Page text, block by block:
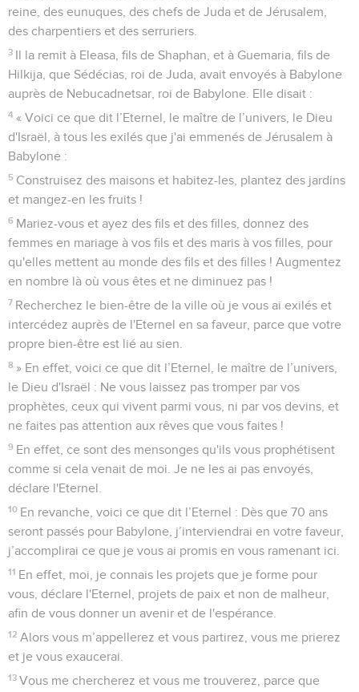
reine, des eunuques, des chefs de Juda et de Jérusalem,
des charpentiers et des serruriers.
3 Il la remit à Eleasa, fils de Shaphan, et à Guemaria, fils de
Hilkija, que Sédécias, roi de Juda, avait envoyés à Babylone
auprès de Nebucadnetsar, roi de Babylone. Elle disait :
4 « Voici ce que dit l’Eternel, le maître de l’univers, le Dieu
d'Israël, à tous les exilés que j'ai emmenés de Jérusalem à
Babylone :
5 Construisez des maisons et habitez-les, plantez des jardins
et mangez-en les fruits !
6 Mariez-vous et ayez des fils et des filles, donnez des
femmes en mariage à vos fils et des maris à vos filles, pour
qu'elles mettent au monde des fils et des filles ! Augmentez
en nombre là où vous êtes et ne diminuez pas !
7 Recherchez le bien-être de la ville où je vous ai exilés et
intercédez auprès de l'Eternel en sa faveur, parce que votre
propre bien-être est lié au sien.
8 » En effet, voici ce que dit l’Eternel, le maître de l’univers,
le Dieu d'Israël : Ne vous laissez pas tromper par vos
prophètes, ceux qui vivent parmi vous, ni par vos devins, et
ne faites pas attention aux rêves que vous faites !
9 En effet, ce sont des mensonges qu'ils vous prophétisent
comme si cela venait de moi. Je ne les ai pas envoyés,
déclare l'Eternel.
10 En revanche, voici ce que dit l’Eternel : Dès que 70 ans
seront passés pour Babylone, j’interviendrai en votre faveur,
j’accomplirai ce que je vous ai promis en vous ramenant ici.
11 En effet, moi, je connais les projets que je forme pour
vous, déclare l'Eternel, projets de paix et non de malheur,
afin de vous donner un avenir et de l'espérance.
12 Alors vous m’appellerez et vous partirez, vous me prierez
et je vous exaucerai.
13 Vous me chercherez et vous me trouverez, parce que